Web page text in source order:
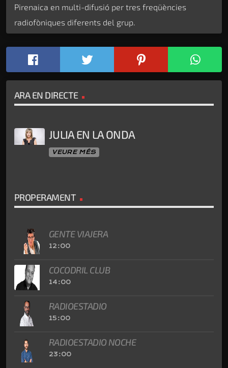
Pirenaica en multi-difusió per tres freqüències
radiofòniques diferents del grup.
ARA EN DIRECTE
JULIA EN LA ONDA
VEURE MÉS
PROPERAMENT
GENTE VIAJERA
12:00
COCODRIL CLUB
14:00
RADIOESTADIO
15:00
RADIOESTADIO NOCHE
23:00